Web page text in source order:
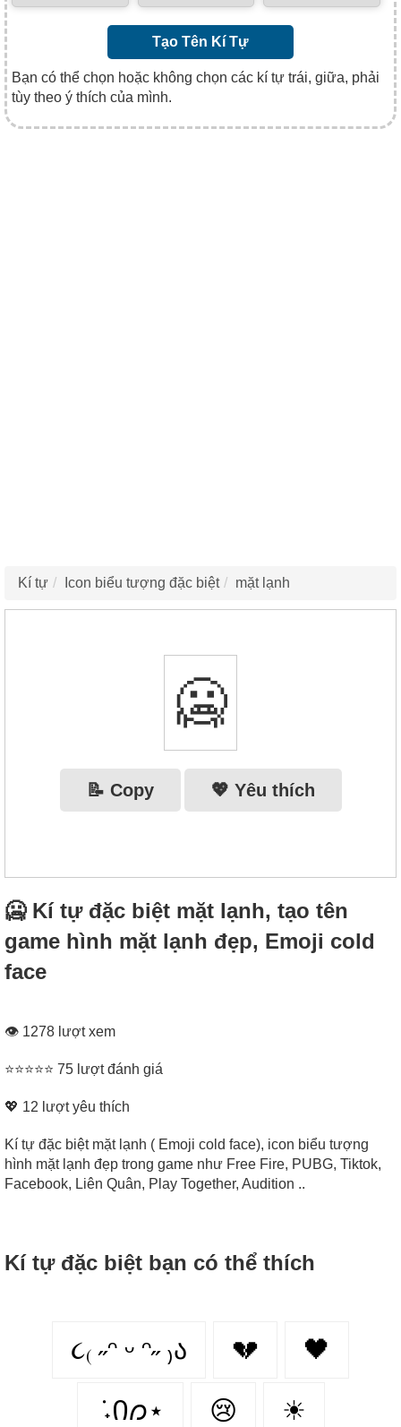
Tạo Tên Kí Tự
Bạn có thể chọn hoặc không chọn các kí tự trái, giữa, phải
tùy theo ý thích của mình.
Kí tự Icon biểu tượng đặc biệt mặt lạnh
🥶
📝 Copy 💖 Yêu thích
🥶 Kí tự đặc biệt mặt lạnh, tạo tên
game hình mặt lạnh đẹp, Emoji cold
face
👁 1278 lượt xem
⭐⭐⭐⭐⭐ 75 lượt đánh giá
💖 12 lượt yêu thích
Kí tự đặc biệt mặt lạnh ( Emoji cold face), icon biểu tượng
hình mặt lạnh đẹp trong game như Free Fire, PUBG, Tiktok,
Facebook, Liên Quân, Play Together, Audition ..
Kí tự đặc biệt bạn có thể thích
૮₍ ˶ᵔ ᵕ ᵔ˶ ₎ა 💔 🖤
݁ ˖Ი𐑼⋆ 😢 ☀